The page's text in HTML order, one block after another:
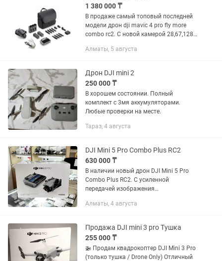
1 380 000 ₸
В продаже самый топовый последней
модели дрон dji mavic 4 pro fly more
combo rc2. С новой камерой 28,67,128
так же имееются дроны, экшн-камеры
Алматы, 5 августа
Дрон DJI mini 2
250 000 ₸
В хорошем состоянии. Полный
комплект с 3мя аккумуляторами.
Любые проверки на месте.
Тараз, 4 августа
DJI Mini 5 Pro Combo Plus RC2
630 000 ₸
В наличии новый дрон DJI Mini 5 Pro
Combo Plus RC2. С усиленной
передачей изображения
Цена: 630.000тг Отправка в регионы
Алматы, 4 августа
Продажа DJI mini 3 pro Тушка
255 000 ₸
🚁 Продам квадрокоптер DJI Mini 3 Pro
(только тушка / Drone Only) Отличный